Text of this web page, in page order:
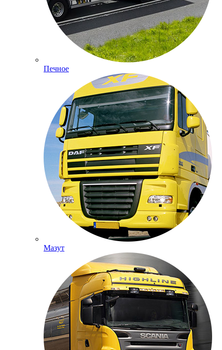
Печное
Мазут